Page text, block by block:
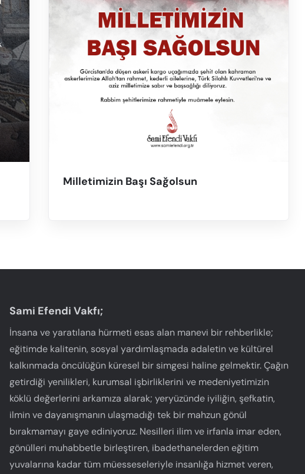
Milletimizin Başı Sağolsun
Sami Efendi Vakfı;
İnsana ve yaratılana hürmeti esas alan manevi bir rehberlikle;
eğitimde kalitenin, sosyal yardımlaşmada adaletin ve kültürel
kalkınmada öncülüğün küresel bir simgesi haline gelmektir. Çağın
getirdiği yenilikleri, kurumsal işbirliklerini ve medeniyetimizin
köklü değerlerini arkamıza alarak; yeryüzünde iyiliğin, şefkatin,
ilmin ve dayanışmanın ulaşmadığı tek bir mahzun gönül
bırakmamayı gaye ediniyoruz. Nesilleri ilim ve irfanla imar eden,
gönülleri muhabbetle birleştiren, ibadethanelerden eğitim
yuvalarına kadar tüm müesseseleriyle insanlığa hizmet veren,